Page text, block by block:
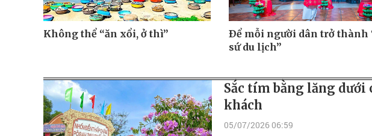
Không thể “ăn xổi, ở thì”
Ðể mỗi người dân trở thành
sứ du lịch”
Sắc tím bằng lăng dưới
khách
05/07/2026 06:59